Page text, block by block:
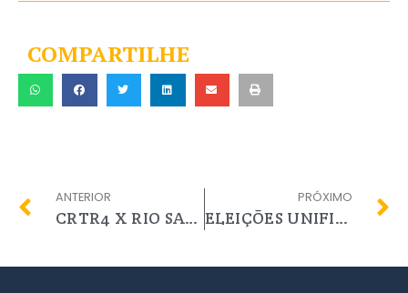
COMPARTILHE
ANTERIOR
CRTR4 X RIO SAÚDE
PRÓXIMO
ELEIÇÕES UNIFICADAS – Sistema CONTER/CRTRs